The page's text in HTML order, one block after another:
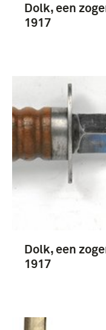
Dolk, een
1917
Dolk, een
1917